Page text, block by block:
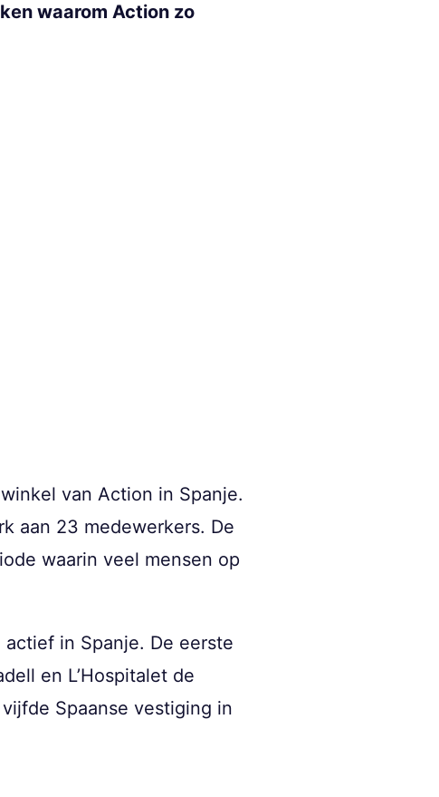
waarom Action zo
van Action in Spanje.
aan 23 medewerkers. De
waarin veel mensen op
in Spanje. De eerste
en L’Hospitalet de
Spaanse vestiging in